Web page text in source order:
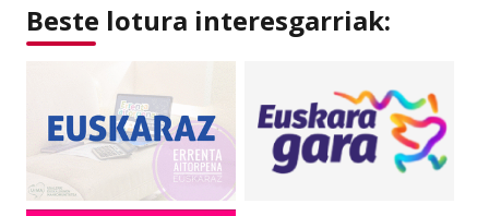
Beste lotura interesgarriak: